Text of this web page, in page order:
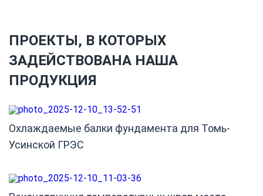
ПРОЕКТЫ, В КОТОРЫХ
ЗАДЕЙСТВОВАНА НАША
ПРОДУКЦИЯ
Охлаждаемые балки фундамента для Томь-
Усинской ГРЭС